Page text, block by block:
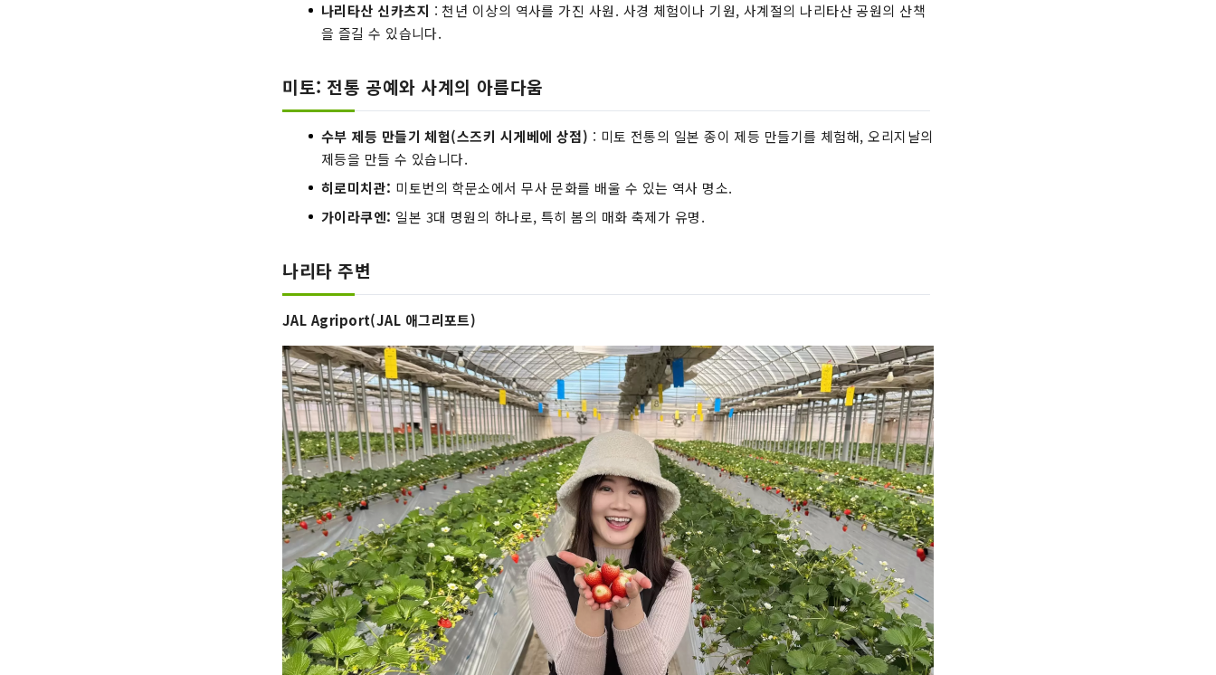
나리타산 신카츠지 : 천년 이상의 역사를 가진 사원. 사경 체험이나 기원, 사계절의 나리타산 공원의 산책
을 즐길 수 있습니다.
미토: 전통 공예와 사계의 아름다움
수부 제등 만들기 체험(스즈키 시게베에 상점) : 미토 전통의 일본 종이 제등 만들기를 체험해, 오리지날의
제등을 만들 수 있습니다.
히로미치관: 미토번의 학문소에서 무사 문화를 배울 수 있는 역사 명소.
가이라쿠엔: 일본 3대 명원의 하나로, 특히 봄의 매화 축제가 유명.
나리타 주변
JAL Agriport(JAL 애그리포트)